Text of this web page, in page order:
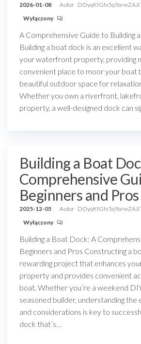
2026-01-08 Autor
Wyłączony
A Comprehensive Guide to Building
Building a boat dock is an excellent
your waterfront property, providing
convenient place to moor your boat
beautiful outdoor space for
Whether you own a riverfront,
property, a well-designed dock can
Building a Boat
Comprehensive
Beginners and Pros
2025-12-05 Autor
Wyłączony
Building a Boat Dock: A
Beginners and Pros Constructing a
rewarding project that enhances
property and provides convenient
boat. Whether you’re a weekend
seasoned builder, understanding the
and considerations is key to
dock that’s…